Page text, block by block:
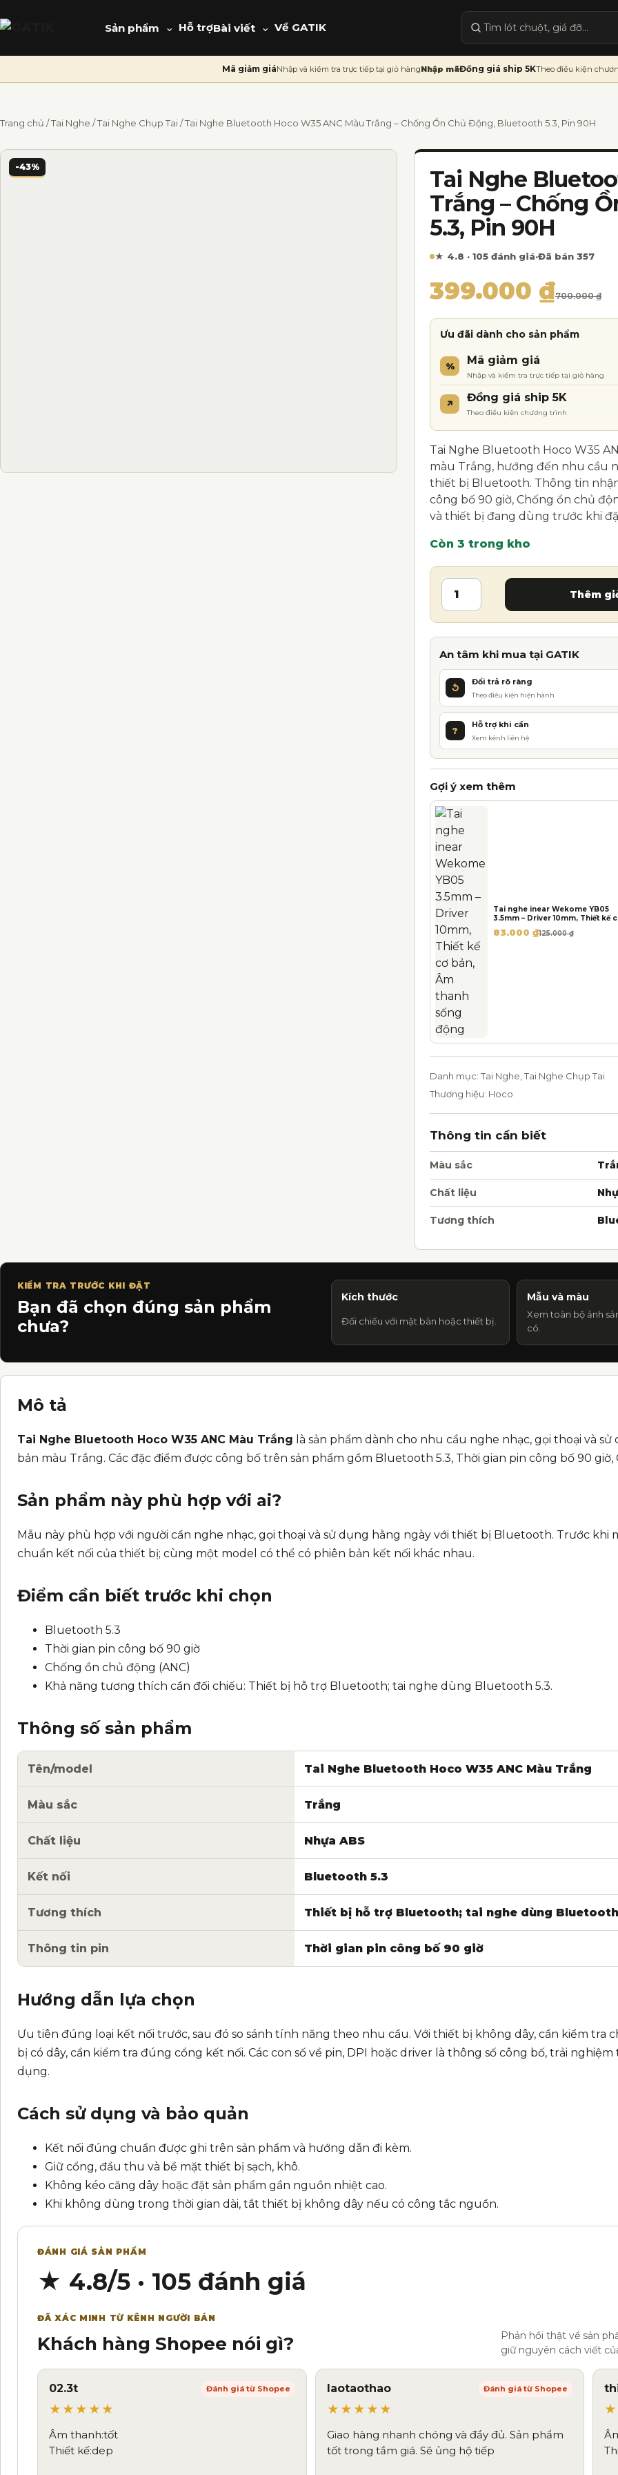
Sản phẩm ⌄ Hỗ trợBài viết ⌄ Về GATIK
Tìm sản phẩm
Mã giảm giáNhập và kiểm tra trực tiếp tại giỏ hàngNhập mãĐồng giá ship 5KTheo điều kiện
Trang chủ /Tai Nghe /Tai Nghe Chụp Tai/ Tai Nghe Bluetooth Hoco W35 ANC Màu Trắng – Chống Ồn Chủ Động, Bluetooth 5.3, Pin 90H
-43%
Tai Nghe
Trắng – Chống
5.3, Pin 90H
★ 4.8 · 105 đánh giá·Đã bán 357
700.000₫
Giá gốc là:
399.000 ₫
Giá hiện tại là:
Ưu đãi dành cho sản phẩm
% Mã giảm giá
Nhập và kiểm tra trực tiếp tại giỏ hàng
↗ Đồng giá ship 5K
Theo điều kiện chương trình
Tai Nghe Bluetooth Hoco W35
màu Trắng, hướng đến nhu cầu
thiết bị Bluetooth. Thông tin
công bố 90 giờ, Chống ồn chủ
và thiết bị đang dùng trước khi
Còn 3 trong kho
Tai Nghe Bluetooth Hoco W35
Thêm
A
l
t
e
r
n
a
t
i
v
e
:
An tâm khi mua tại GATIK
↺
Đổi trả rõ ràng
Theo điều kiện hiện hành
?
Hỗ trợ khi cần
Xem kênh liên hệ
Gợi ý xem thêm
Tai nghe inear Wekome YB05
3.5mm – Driver 10mm, Thiết kế
bản, Âm thanh sống động
125.000₫
Giá gốc là: 125.000 ₫.
83.000 ₫
Giá hiện tại là: 83.000 ₫.
Danh mục:Tai Nghe ,Tai Nghe Chụp Tai
Thương hiệu: Hoco
Thông tin cần biết
Màu sắc
Chất liệu
Tương thích
KIỂM TRA TRƯỚC KHI ĐẶT
Bạn đã chọn đúng sản phẩm
chưa?
Kích thước
Đối chiếu với mặt bàn hoặc thiết bị.
Mẫu và màu
Xem toàn bộ ảnh
có.
Mô tả
Tai Nghe Bluetooth Hoco W35 ANC Màu Trắng là sản phẩm dành cho nhu cầu nghe nhạc, gọi thoại và
bản màu Trắng. Các đặc điểm được công bố trên sản phẩm gồm Bluetooth 5.3, Thời gian pin công bố 90 giờ,
Sản phẩm này phù hợp với ai?
Mẫu này phù hợp với người cần nghe nhạc, gọi thoại và sử dụng hằng ngày với thiết bị Bluetooth. Trước khi
chuẩn kết nối của thiết bị; cùng một model có thể có phiên bản kết nối khác nhau.
Điểm cần biết trước khi chọn
Bluetooth 5.3
Thời gian pin công bố 90 giờ
Chống ồn chủ động (ANC)
Khả năng tương thích cần đối chiếu: Thiết bị hỗ trợ Bluetooth; tai nghe dùng Bluetooth 5.3.
Thông số sản phẩm
Tên/model Tai Nghe Bluetooth Hoco W35 ANC Màu Trắng
Màu sắc Trắng
Chất liệu Nhựa ABS
Kết nối Bluetooth 5.3
Tương thích Thiết bị hỗ trợ Bluetooth; tai nghe dùng
Thông tin pin Thời gian pin công bố 90 giờ
Hướng dẫn lựa chọn
Ưu tiên đúng loại kết nối trước, sau đó so sánh tính năng theo nhu cầu. Với thiết bị không dây, cần kiểm
bị có dây, cần kiểm tra đúng cổng kết nối. Các con số về pin, DPI hoặc driver là thông số công bố, trải
dụng.
Cách sử dụng và bảo quản
Kết nối đúng chuẩn được ghi trên sản phẩm và hướng dẫn đi kèm.
Giữ cổng, đầu thu và bề mặt thiết bị sạch, khô.
Không kéo căng dây hoặc đặt sản phẩm gần nguồn nhiệt cao.
Khi không dùng trong thời gian dài, tắt thiết bị không dây nếu có công tắc nguồn.
ĐÁNH GIÁ SẢN PHẨM
★ 4.8/5 · 105 đánh giá
ĐÃ XÁC MINH TỪ KÊNH NGƯỜI BÁN
Khách hàng Shopee nói gì?
Phản hồi thật về sản
giữ nguyên cách viết
02.3t Đánh giá từ Shopee
★★★★★
Âm thanh:tốt
Thiết kế:dep
laotaothao Đánh giá từ Shopee
★★★★★
Giao hàng nhanh chóng và đầy đủ. Sản phẩm
tốt trong tầm giá. Sẽ ủng hộ tiếp